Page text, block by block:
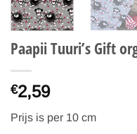
Paapii Tuuri’s Gift
€2,59
Prijs is per 10 cm